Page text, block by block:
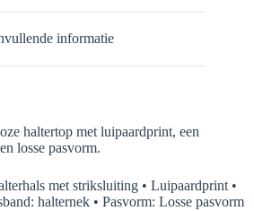
informatie
haltertop met luipaardprint, een
losse pasvorm.
met striksluiting • Luipaardprint •
halternek • Pasvorm: Losse pasvorm